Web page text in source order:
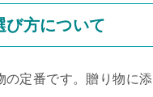
び方について
の定番です。贈り物に